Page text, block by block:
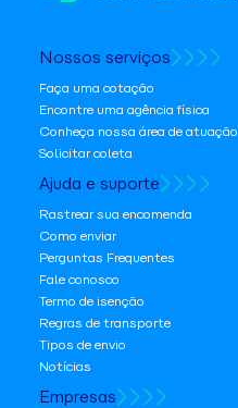
Nossos serviços
Faça uma cotação
Encontre uma agência física
Conheça nossa área de atuação
Solicitar coleta
Ajuda e suporte
Rastrear sua encomenda
Como enviar
Perguntas Frequentes
Fale conosco
Termo de isenção
Regras de transporte
Tipos de envio
Notícias
Empresas